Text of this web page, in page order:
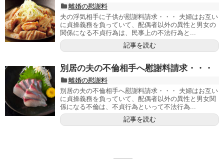
離婚の慰謝料
夫の浮気相手に子供が慰謝料請求・・・ 夫婦はお互い
に貞操義務を負っていて、配偶者以外の異性と男女の
関係になる不貞行為は、民事上の不法行為と...
記事を読む
別居の夫の不倫相手へ慰謝料請求・・・
離婚の慰謝料
別居の夫の不倫相手へ慰謝料請求・・・ 夫婦はお互い
に貞操義務を負っていて、配偶者以外の異性と男女関
係になる不倫は、不貞行為といって不法行為...
記事を読む